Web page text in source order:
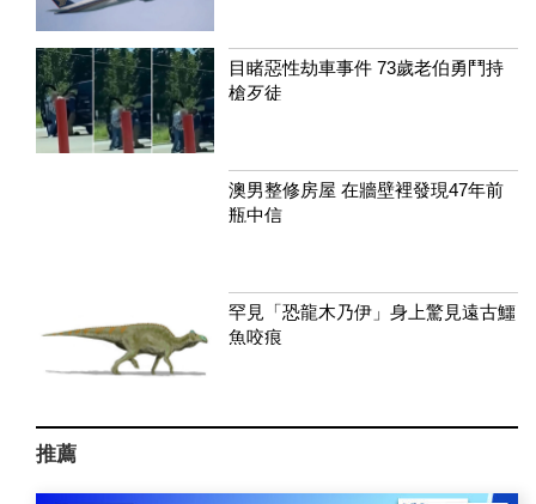
目睹惡性劫車事件 73歲老伯勇鬥持
槍歹徒
澳男整修房屋 在牆壁裡發現47年前
瓶中信
罕見「恐龍木乃伊」身上驚見遠古鱷
魚咬痕
推薦